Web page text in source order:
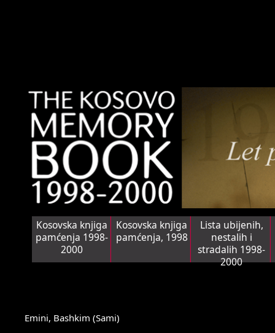
Kosovska knjiga
pamćenja 1998-
2000
Kosovska knjiga
pamćenja, 1998
Lista ubijenih,
nestalih i
stradalih 1998-
2000
Emini, Bashkim (Sami)